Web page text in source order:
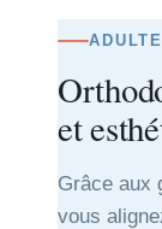
et
Grâce aux
vous